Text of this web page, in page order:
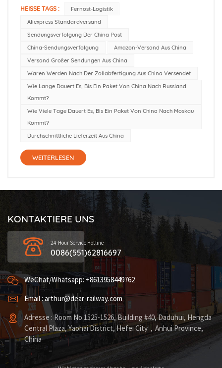
Compliance und die Minimierung von Risiken. Für
Unternehmen, die Waren von China nach Russland,
Zentralasien und Weißrussland versende...
HEISSE TAGS :
Fernost-Logistik
Aliexpress Standardversand
Sendungsverfolgung Der China Post
China-Sendungsverfolgung
Amazon-Versand Aus China
Versand Großer Sendungen Aus China
Waren Werden Nach Der Zollabfertigung Aus China Versendet
Wie Lange Dauert Es, Bis Ein Paket Von China Nach Russland
Kommt?
Wie Viele Tage Dauert Es, Bis Ein Paket Von China Nach Moskau
Kommt?
Durchschnittliche Lieferzeit Aus China
WEITERLESEN
KONTAKTIERE UNS
24-Hour Service Hotline
0086(551)62816697
WeChat/Whatsapp: +8613958449762
Email : arthur@dear-railway.com
Adresse : Room No.1525-1526, Building #40, Daduhui, Hengda
Central Plaza, Yaohai District, Hefei City，Anhui Province,
China